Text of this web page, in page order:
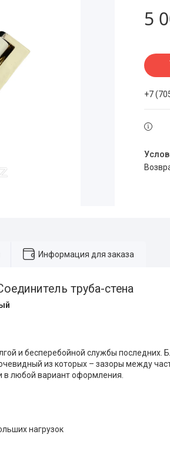
5
+7
Информация для заказа
труба-стена
и бесперебойной службы последних.
из которых – зазоры между
в любой вариант оформления.
нагрузок